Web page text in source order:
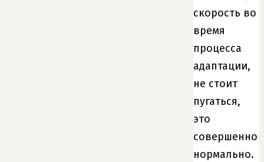
скорость во
время
процесса
адаптации,
не стоит
пугаться,
это
совершенно
нормально.